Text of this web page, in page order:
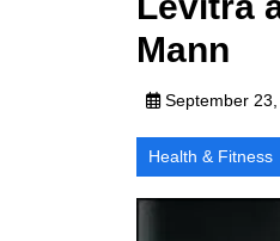
Mann
September
Health & Fitness